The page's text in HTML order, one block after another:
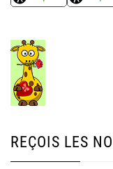
REÇOIS LES